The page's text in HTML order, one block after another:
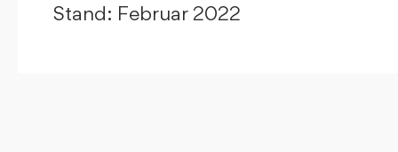
Stand: Februar 2022